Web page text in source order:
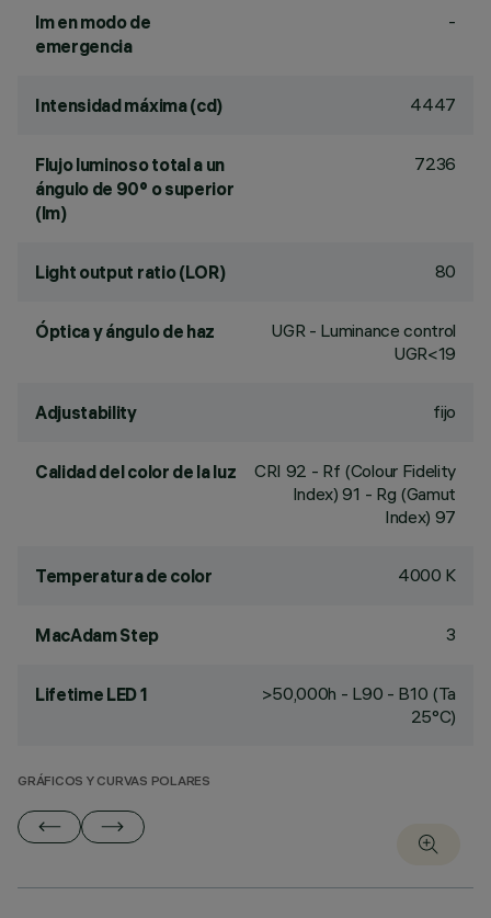
lm en modo de
emergencia
-
Intensidad máxima (cd) 4447
Flujo luminoso total a un
ángulo de 90° o superior
(lm)
7236
Light output ratio (LOR) 80
Óptica y ángulo de haz
UGR - Luminance control
UGR<19
Adjustability fijo
Calidad del color de la luz CRI 92 - Rf (Colour Fidelity
Index) 91 - Rg (Gamut
Index) 97
Temperatura de color 4000 K
MacAdam Step 3
Lifetime LED 1
>50,000h - L90 - B10 (Ta
25°C)
GRÁFICOS Y CURVAS POLARES